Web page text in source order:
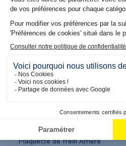
29,94 €
Produit en stock. Livraison 48H
Plaquette de frein Arrière